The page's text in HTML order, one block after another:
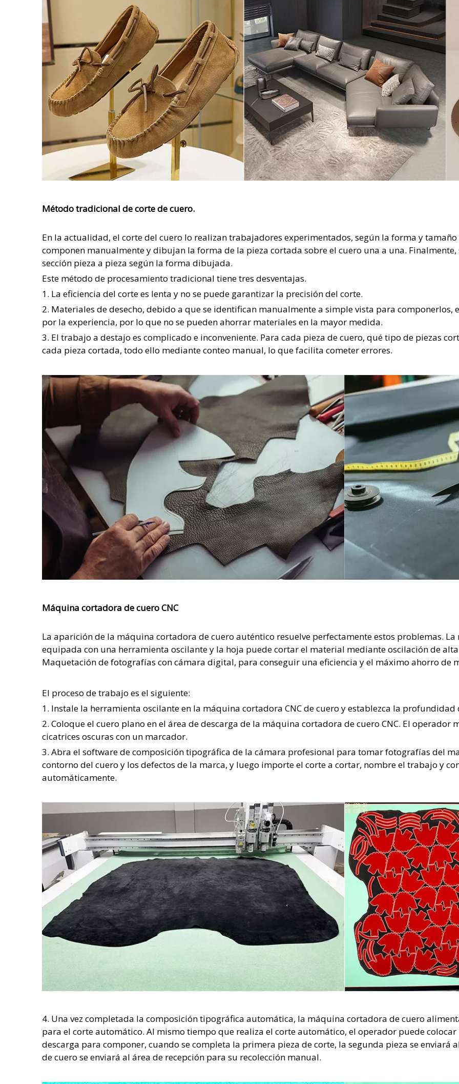
Método tradicional de corte de cuero.
En la actualidad, el corte del cuero lo realizan trabajadores experimentados, según la forma y
componen manualmente y dibujan la forma de la pieza cortada sobre el cuero una a una.
sección pieza a pieza según la forma dibujada.
Este método de procesamiento tradicional tiene tres desventajas.
1. La eficiencia del corte es lenta y no se puede garantizar la precisión del corte.
2. Materiales de desecho, debido a que se identifican manualmente a simple vista para
por la experiencia, por lo que no se pueden ahorrar materiales en la mayor medida.
3. El trabajo a destajo es complicado e inconveniente. Para cada pieza de cuero, qué tipo de piezas
cada pieza cortada, todo ello mediante conteo manual, lo que facilita cometer errores.
Máquina cortadora de cuero CNC
La aparición de la máquina cortadora de cuero auténtico resuelve perfectamente estos problemas.
equipada con una herramienta oscilante y la hoja puede cortar el material mediante oscilación de
Maquetación de fotografías con cámara digital, para conseguir una eficiencia y el máximo ahorro de
El proceso de trabajo es el siguiente:
1. Instale la herramienta oscilante en la máquina cortadora CNC de cuero y establezca la profundidad
2. Coloque el cuero plano en el área de descarga de la máquina cortadora de cuero CNC. El operador
cicatrices oscuras con un marcador.
3. Abra el software de composición tipográfica de la cámara profesional para tomar fotografías del
contorno del cuero y los defectos de la marca, y luego importe el corte a cortar, nombre el trabajo y
automáticamente.
4. Una vez completada la composición tipográfica automática, la máquina cortadora de cuero
para el corte automático. Al mismo tiempo que realiza el corte automático, el operador puede colocar
descarga para componer, cuando se completa la primera pieza de corte, la segunda pieza se enviará
de cuero se enviará al área de recepción para su recolección manual.